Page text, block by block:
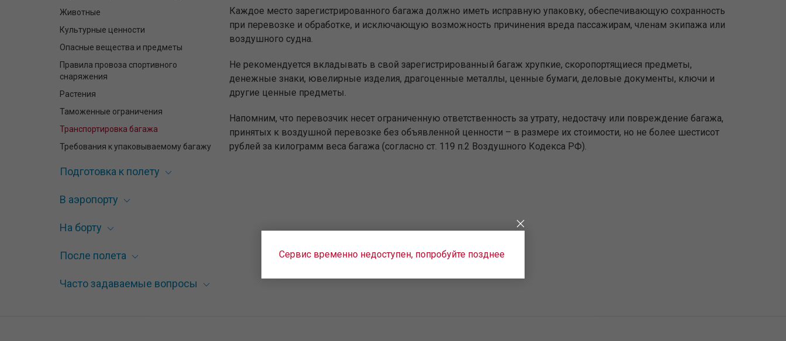
Животные
Культурные ценности
Опасные вещества и предметы
Правила провоза спортивного
снаряжения
Растения
Таможенные ограничения
Транспортировка багажа
Требования к упаковываемому багажу
Подготовка к полету
В аэропорту
На борту
После полета
Часто задаваемые вопросы
Каждое место зарегистрированного багажа должно иметь исправную упаковку, обеспечивающую сохранность
при перевозке и обработке, и исключающую возможность причинения вреда пассажирам, членам экипажа или
воздушного судна.
Не рекомендуется вкладывать в свой зарегистрированный багаж хрупкие, скоропортящиеся предметы,
денежные знаки, ювелирные изделия, драгоценные металлы, ценные бумаги, деловые документы, ключи и
другие ценные предметы.
Напомним, что перевозчик несет ограниченную ответственность за утрату, недостачу или повреждение багажа,
принятых к воздушной перевозке без объявленной ценности – в размере их стоимости, но не более шестисот
рублей за килограмм веса багажа (согласно ст. 119 п.2 Воздушного Кодекса РФ).
Сервис временно недоступен, попробуйте позднее